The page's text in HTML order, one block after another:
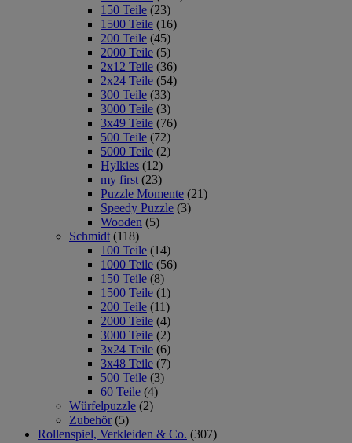
150 Teile (23)
1500 Teile (16)
200 Teile (45)
2000 Teile (5)
2x12 Teile (36)
2x24 Teile (54)
300 Teile (33)
3000 Teile (3)
3x49 Teile (76)
500 Teile (72)
5000 Teile (2)
Hylkies (12)
my first (23)
Puzzle Momente (21)
Speedy Puzzle (3)
Wooden (5)
Schmidt (118)
100 Teile (14)
1000 Teile (56)
150 Teile (8)
1500 Teile (1)
200 Teile (11)
2000 Teile (4)
3000 Teile (2)
3x24 Teile (6)
3x48 Teile (7)
500 Teile (3)
60 Teile (4)
Würfelpuzzle (2)
Zubehör (5)
Rollenspiel, Verkleiden & Co. (307)